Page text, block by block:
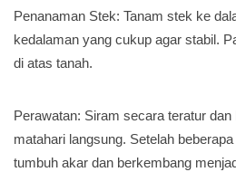
Penanaman Stek: Tanam stek ke
kedalaman yang cukup agar stabil.
di atas tanah.
Perawatan: Siram secara teratur dan
matahari langsung. Setelah
tumbuh akar dan berkembang